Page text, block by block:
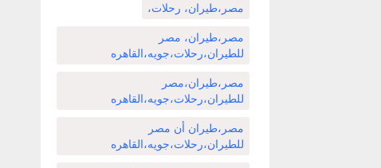
مصر،طيران، رحلات،
مصر،طيران، مصر
للطيران،رحلات،جويه،القاهره
مصر،طيران،مصر
للطيران،رحلات،جويه،القاهره
مصر،طيران أن مصر
للطيران،رحلات،جويه،القاهره